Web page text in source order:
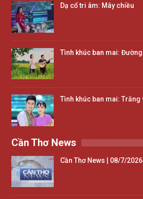
Dạ cổ tri âm: Mây chiều
Tình khúc ban mai:
Tình khúc ban mai: Trăng
Cần Thơ News
Cần Thơ News | 08/7/2026